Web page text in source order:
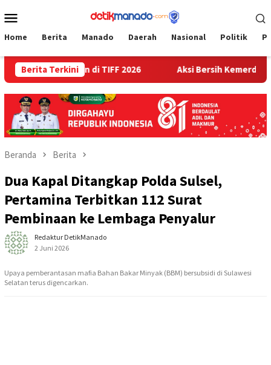
ke
Mobile
Home Berita Manado Daerah Nasional Politik
Berita Terkini
Binaan di TIFF 2026 Aksi Bersih Kemerdekaan Lapas
Beranda Berita
Dua Kapal Ditangkap Polda Sulsel,
Pertamina Terbitkan 112 Surat
Pembinaan ke Lembaga Penyalur
Redaktur DetikManado
2 Juni 2026
Upaya pemberantasan mafia Bahan Bakar Minyak (BBM) bersubsidi di Sulawesi
Selatan terus digencarkan.